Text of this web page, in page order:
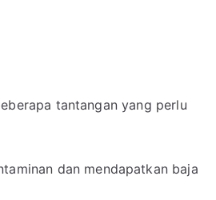
tantangan yang perlu
dan mendapatkan baja